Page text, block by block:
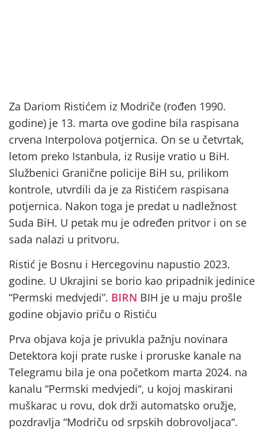
Za Dariom Ristićem iz Modriče (rođen 1990.
godine) je 13. marta ove godine bila raspisana
crvena Interpolova potjernica. On se u četvrtak,
letom preko Istanbula, iz Rusije vratio u BiH.
Službenici Granične policije BiH su, prilikom
kontrole, utvrdili da je za Ristićem raspisana
potjernica. Nakon toga je predat u nadležnost
Suda BiH. U petak mu je određen pritvor i on se
sada nalazi u pritvoru.
Ristić je Bosnu i Hercegovinu napustio 2023.
godine. U Ukrajini se borio kao pripadnik jedinice
“Permski medvjedi”. BIRN BIH je u maju prošle
godine objavio priču o Ristiću
Prva objava koja je privukla pažnju novinara
Detektora koji prate ruske i proruske kanale na
Telegramu bila je ona početkom marta 2024. na
kanalu “Permski medvjedi“, u kojoj maskirani
muškarac u rovu, dok drži automatsko oružje,
pozdravlja “Modriču od srpskih dobrovoljaca“.